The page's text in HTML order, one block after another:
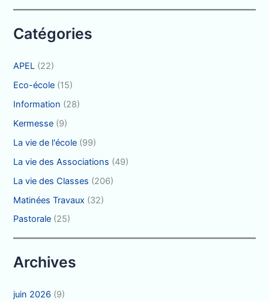
Catégories
APEL (22)
Eco-école (15)
Information (28)
Kermesse (9)
La vie de l'école (99)
La vie des Associations (49)
La vie des Classes (206)
Matinées Travaux (32)
Pastorale (25)
Archives
juin 2026 (9)